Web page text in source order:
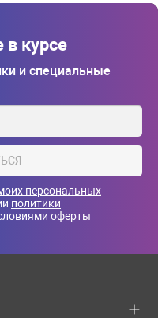
в курсе
и специальные
персональных
политики
оферты